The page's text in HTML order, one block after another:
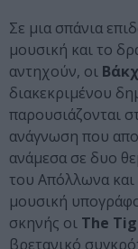
Σε μια σπάνια
μουσική και το
αντηχούν, οι
διακεκριμένου
παρουσιάζονται
ανάγνωση που
ανάμεσα σε δυο
του Απόλλωνα
μουσική
σκηνής οι The
βρετανικό